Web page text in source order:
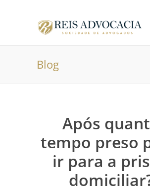
Blog
Após
tempo preso
ir para a